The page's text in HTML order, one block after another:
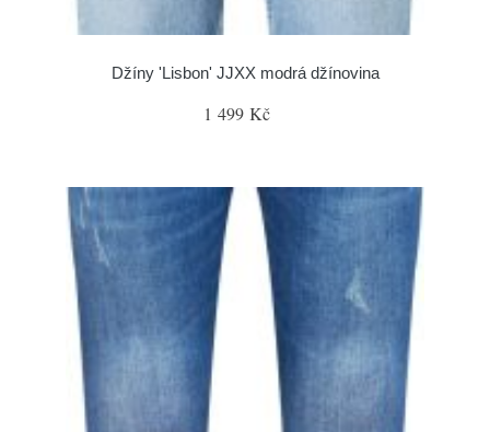
Džíny 'Lisbon' JJXX modrá džínovina
1 499 Kč